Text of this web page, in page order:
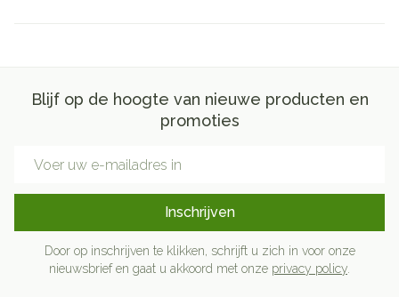
Blijf op de hoogte van nieuwe producten en
promoties
Inschrijven
Door op inschrijven te klikken, schrijft u zich in voor onze
nieuwsbrief en gaat u akkoord met onze privacy policy